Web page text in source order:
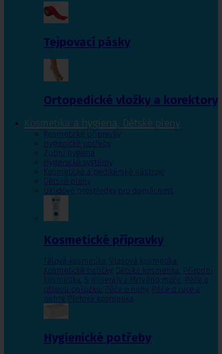
Tejpovací pásky
Ortopedické vložky a korektory
Kosmetika a hygiena, Dětské pleny
Kosmetické přípravky
Hygienické potřeby
Zubní hygiena
Hygienické systémy
Kosmetické a pedikérské nástroje
Dětské pleny
Úklidové prostředky pro domácnost
Kosmetické přípravky
Tělová kosmetika, Vlasová kosmetika,
Kosmetické balíčky, Dětská kosmetika, Přírodní
kosmetika, S minerály z Mrtvého moře, Péče o
citlivou pokožku, Péče o nohy, Péče o ruce a
nehty, Pleťová kosmetika
Hygienické potřeby